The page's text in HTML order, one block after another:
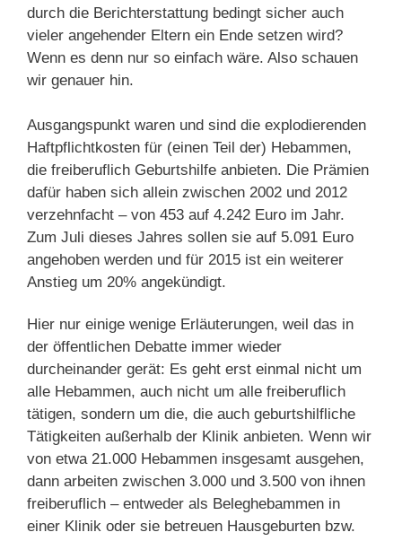
durch die Berichterstattung bedingt sicher auch
vieler angehender Eltern ein Ende setzen wird?
Wenn es denn nur so einfach wäre. Also schauen
wir genauer hin.
Ausgangspunkt waren und sind die explodierenden
Haftpflichtkosten für (einen Teil der) Hebammen,
die freiberuflich Geburtshilfe anbieten. Die Prämien
dafür haben sich allein zwischen 2002 und 2012
verzehnfacht – von 453 auf 4.242 Euro im Jahr.
Zum Juli dieses Jahres sollen sie auf 5.091 Euro
angehoben werden und für 2015 ist ein weiterer
Anstieg um 20% angekündigt.
Hier nur einige wenige Erläuterungen, weil das in
der öffentlichen Debatte immer wieder
durcheinander gerät: Es geht erst einmal nicht um
alle Hebammen, auch nicht um alle freiberuflich
tätigen, sondern um die, die auch geburtshilfliche
Tätigkeiten außerhalb der Klinik anbieten. Wenn wir
von etwa 21.000 Hebammen insgesamt ausgehen,
dann arbeiten zwischen 3.000 und 3.500 von ihnen
freiberuflich – entweder als Beleghebammen in
einer Klinik oder sie betreuen Hausgeburten bzw.